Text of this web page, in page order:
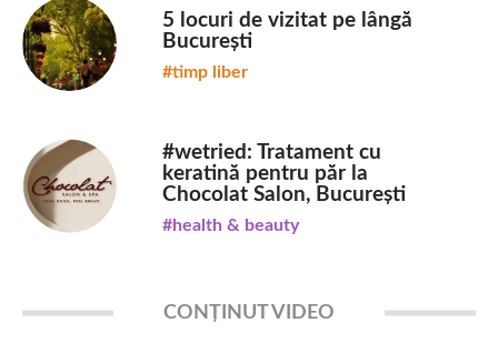
5 locuri de vizitat pe lângă
București
#timp liber
#wetried: Tratament cu
keratină pentru păr la
Chocolat Salon, București
#health & beauty
CONȚINUT VIDEO